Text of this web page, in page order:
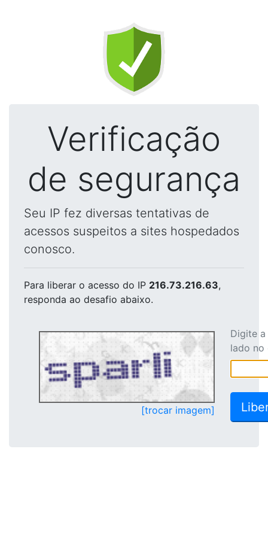
Verificação
de segurança
Seu IP fez diversas tentativas de
acessos suspeitos a sites hospedados
conosco.
Para liberar o acesso do IP 216.73.216.63,
responda ao desafio abaixo.
[trocar imagem]
Digite
lado no